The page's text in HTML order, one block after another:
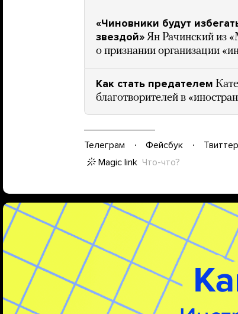
«Чиновники будут
звездой» Ян Рачинский из
о признании организации
Как стать предателем
благотворителей в
Телеграм Фейсбук Твиттер
Magic link Что-что?